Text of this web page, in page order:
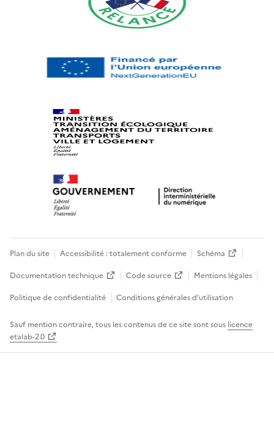
Plan du site Accessibilité : totalement conforme
Schéma
Documentation technique
Code source
Mentions légales
Politique de confidentialité
Conditions générales d’utilisation
Sauf mention contraire, tous les contenus de ce site sont sous licence
etalab-2.0